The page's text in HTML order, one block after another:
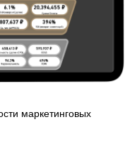
маркетинговых